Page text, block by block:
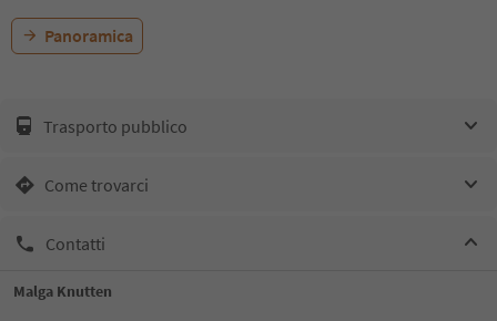
Panoramica
Trasporto pubblico
Come trovarci
Contatti
Malga Knutten